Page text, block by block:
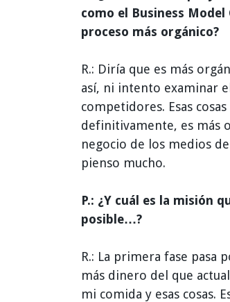
como el Business
proceso más orgánico?
R.: Diría que es más
así, ni intento examinar
competidores. Esas
definitivamente, es más
negocio de los medios
pienso mucho.
P.: ¿Y cuál es la misión
posible…?
R.: La primera fase pasa
más dinero del que
mi comida y esas cosas.